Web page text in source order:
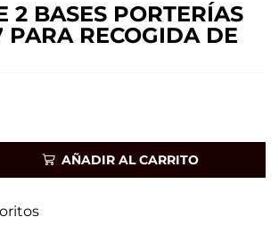
2 BASES PORTERÍAS
PARA RECOGIDA DE
AÑADIR AL CARRITO